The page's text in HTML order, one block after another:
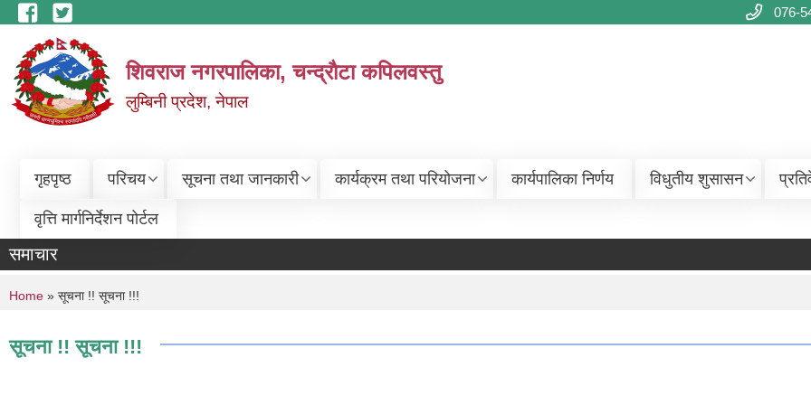
Skip to main content 076-
शिवराज नगरपालिका, चन्द्राैटा कपिलवस्तु
लुम्बिनी प्रदेश, नेपाल
गृहपृष्ठ परिचय सूचना तथा जानकारी कार्यक्रम तथा परियोजना कार्यपालिका निर्णय विधुतीय शुसासन
वृत्ति मार्गनिर्देशन पोर्टल
समाचार
You are here
Home » सूचना !! सूचना !!!
सूचना !! सूचना !!!